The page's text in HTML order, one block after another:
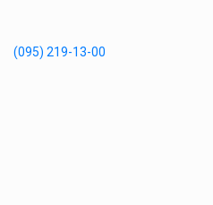
(095) 219-13-00